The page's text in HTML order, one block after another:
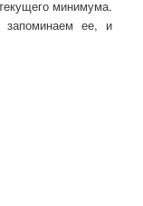
минимума.
запоминаем ее, и